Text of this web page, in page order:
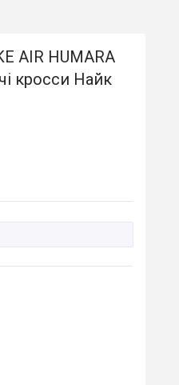
AIR HUMARA
кросси Найк